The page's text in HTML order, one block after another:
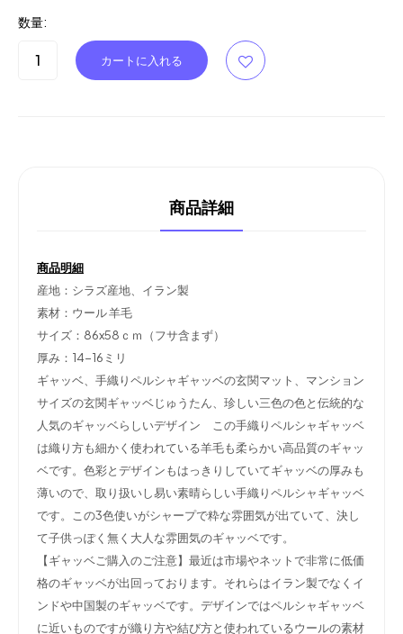
数量:
商品詳細
商品明細
産地：シラズ産地、イラン製
素材：ウール羊毛
サイズ：86x58ｃｍ（フサ含まず）
厚み：14-16ミリ
ギャッベ、手織りペルシャギャッベの玄関マット、マンション
サイズの玄関ギャッベじゅうたん、珍しい三色の色と伝統的な
人気のギャッベらしいデザイン この手織りペルシャギャッベ
は織り方も細かく使われている羊毛も柔らかい高品質のギャッ
ベです。色彩とデザインもはっきりしていてギャッベの厚みも
薄いので、取り扱いし易い素晴らしい手織りペルシャギャッベ
です。この3色使いがシャープで粋な雰囲気が出ていて、決し
て子供っぽく無く大人な雰囲気のギャッベです。
【ギャッベご購入のご注意】最近は市場やネットで非常に低価
格のギャッベが出回っております。それらはイラン製でなくイ
ンドや中国製のギャッベです。デザインではペルシャギャッベ
に近いものですが織り方や結び方と使われているウールの素材